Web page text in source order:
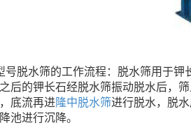
号脱水筛的工作流程：脱水筛用于
后的钾长石经脱水筛振动脱水后，
底流再进 隆中脱水筛进行脱水，脱
池进行沉降。